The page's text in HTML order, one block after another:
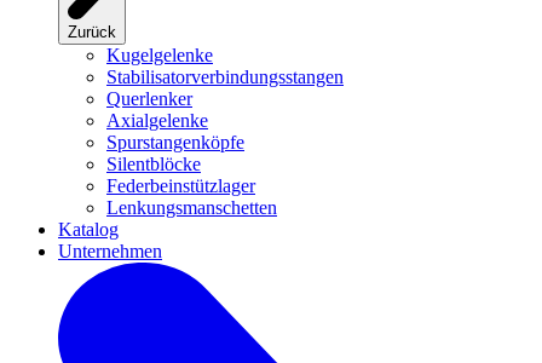
Zurück
Kugelgelenke
Stabilisatorverbindungsstangen
Querlenker
Axialgelenke
Spurstangenköpfe
Silentblöcke
Federbeinstützlager
Lenkungsmanschetten
Katalog
Unternehmen